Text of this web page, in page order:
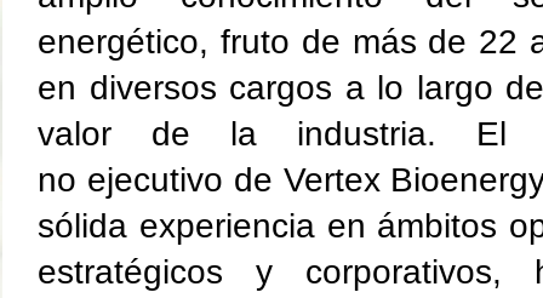
energético, fruto de más de 22
en diversos cargos a lo largo
valor de la industria. El
no ejecutivo de Vertex
sólida experiencia en ámbitos
estratégicos y corporativos,